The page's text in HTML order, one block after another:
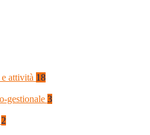
attività 18
gestionale 3
2